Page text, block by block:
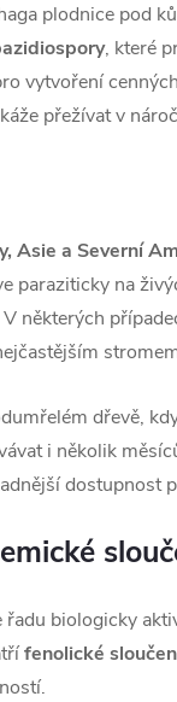
plodnice pod
, které
vytvoření cenných
přežívat v
Asie a Severní
paraziticky na
některých
dřevě,
i několik
dostupnost
biologicky
fenolické